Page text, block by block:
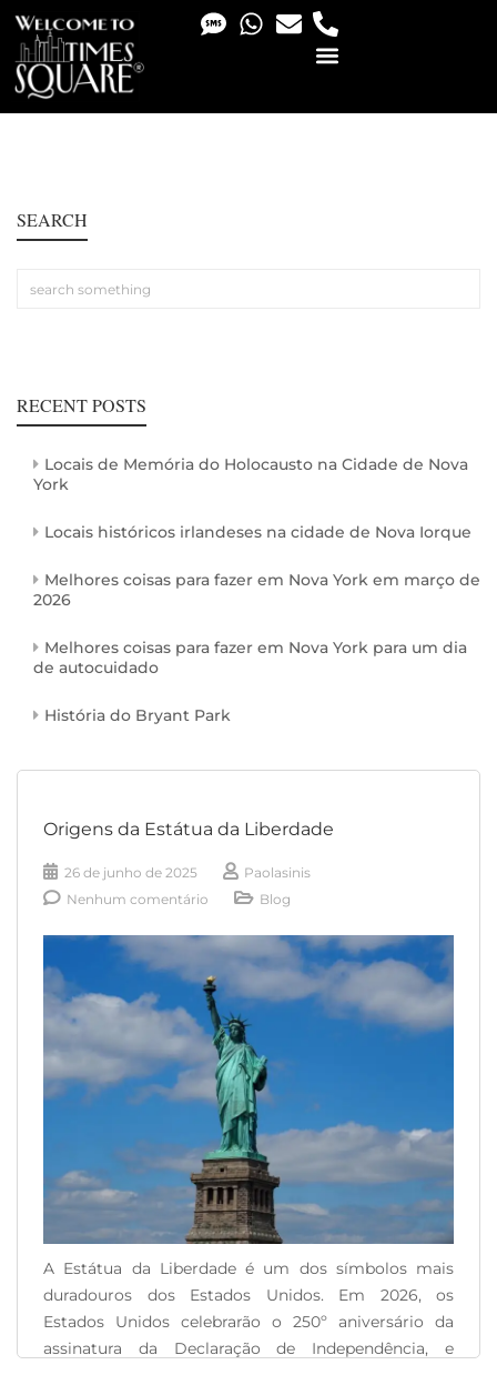
SEARCH
RECENT POSTS
Locais de Memória do Holocausto na Cidade de Nova
York
Locais históricos irlandeses na cidade de Nova Iorque
Melhores coisas para fazer em Nova York em março de
2026
Melhores coisas para fazer em Nova York para um dia
de autocuidado
História do Bryant Park
Origens da Estátua da Liberdade
26 de junho de 2025
Paolasinis
Nenhum comentário
Blog
A Estátua da Liberdade é um dos símbolos mais
duradouros dos Estados Unidos. Em 2026, os
Estados Unidos celebrarão o 250º aniversário da
assinatura da Declaração de Independência, e